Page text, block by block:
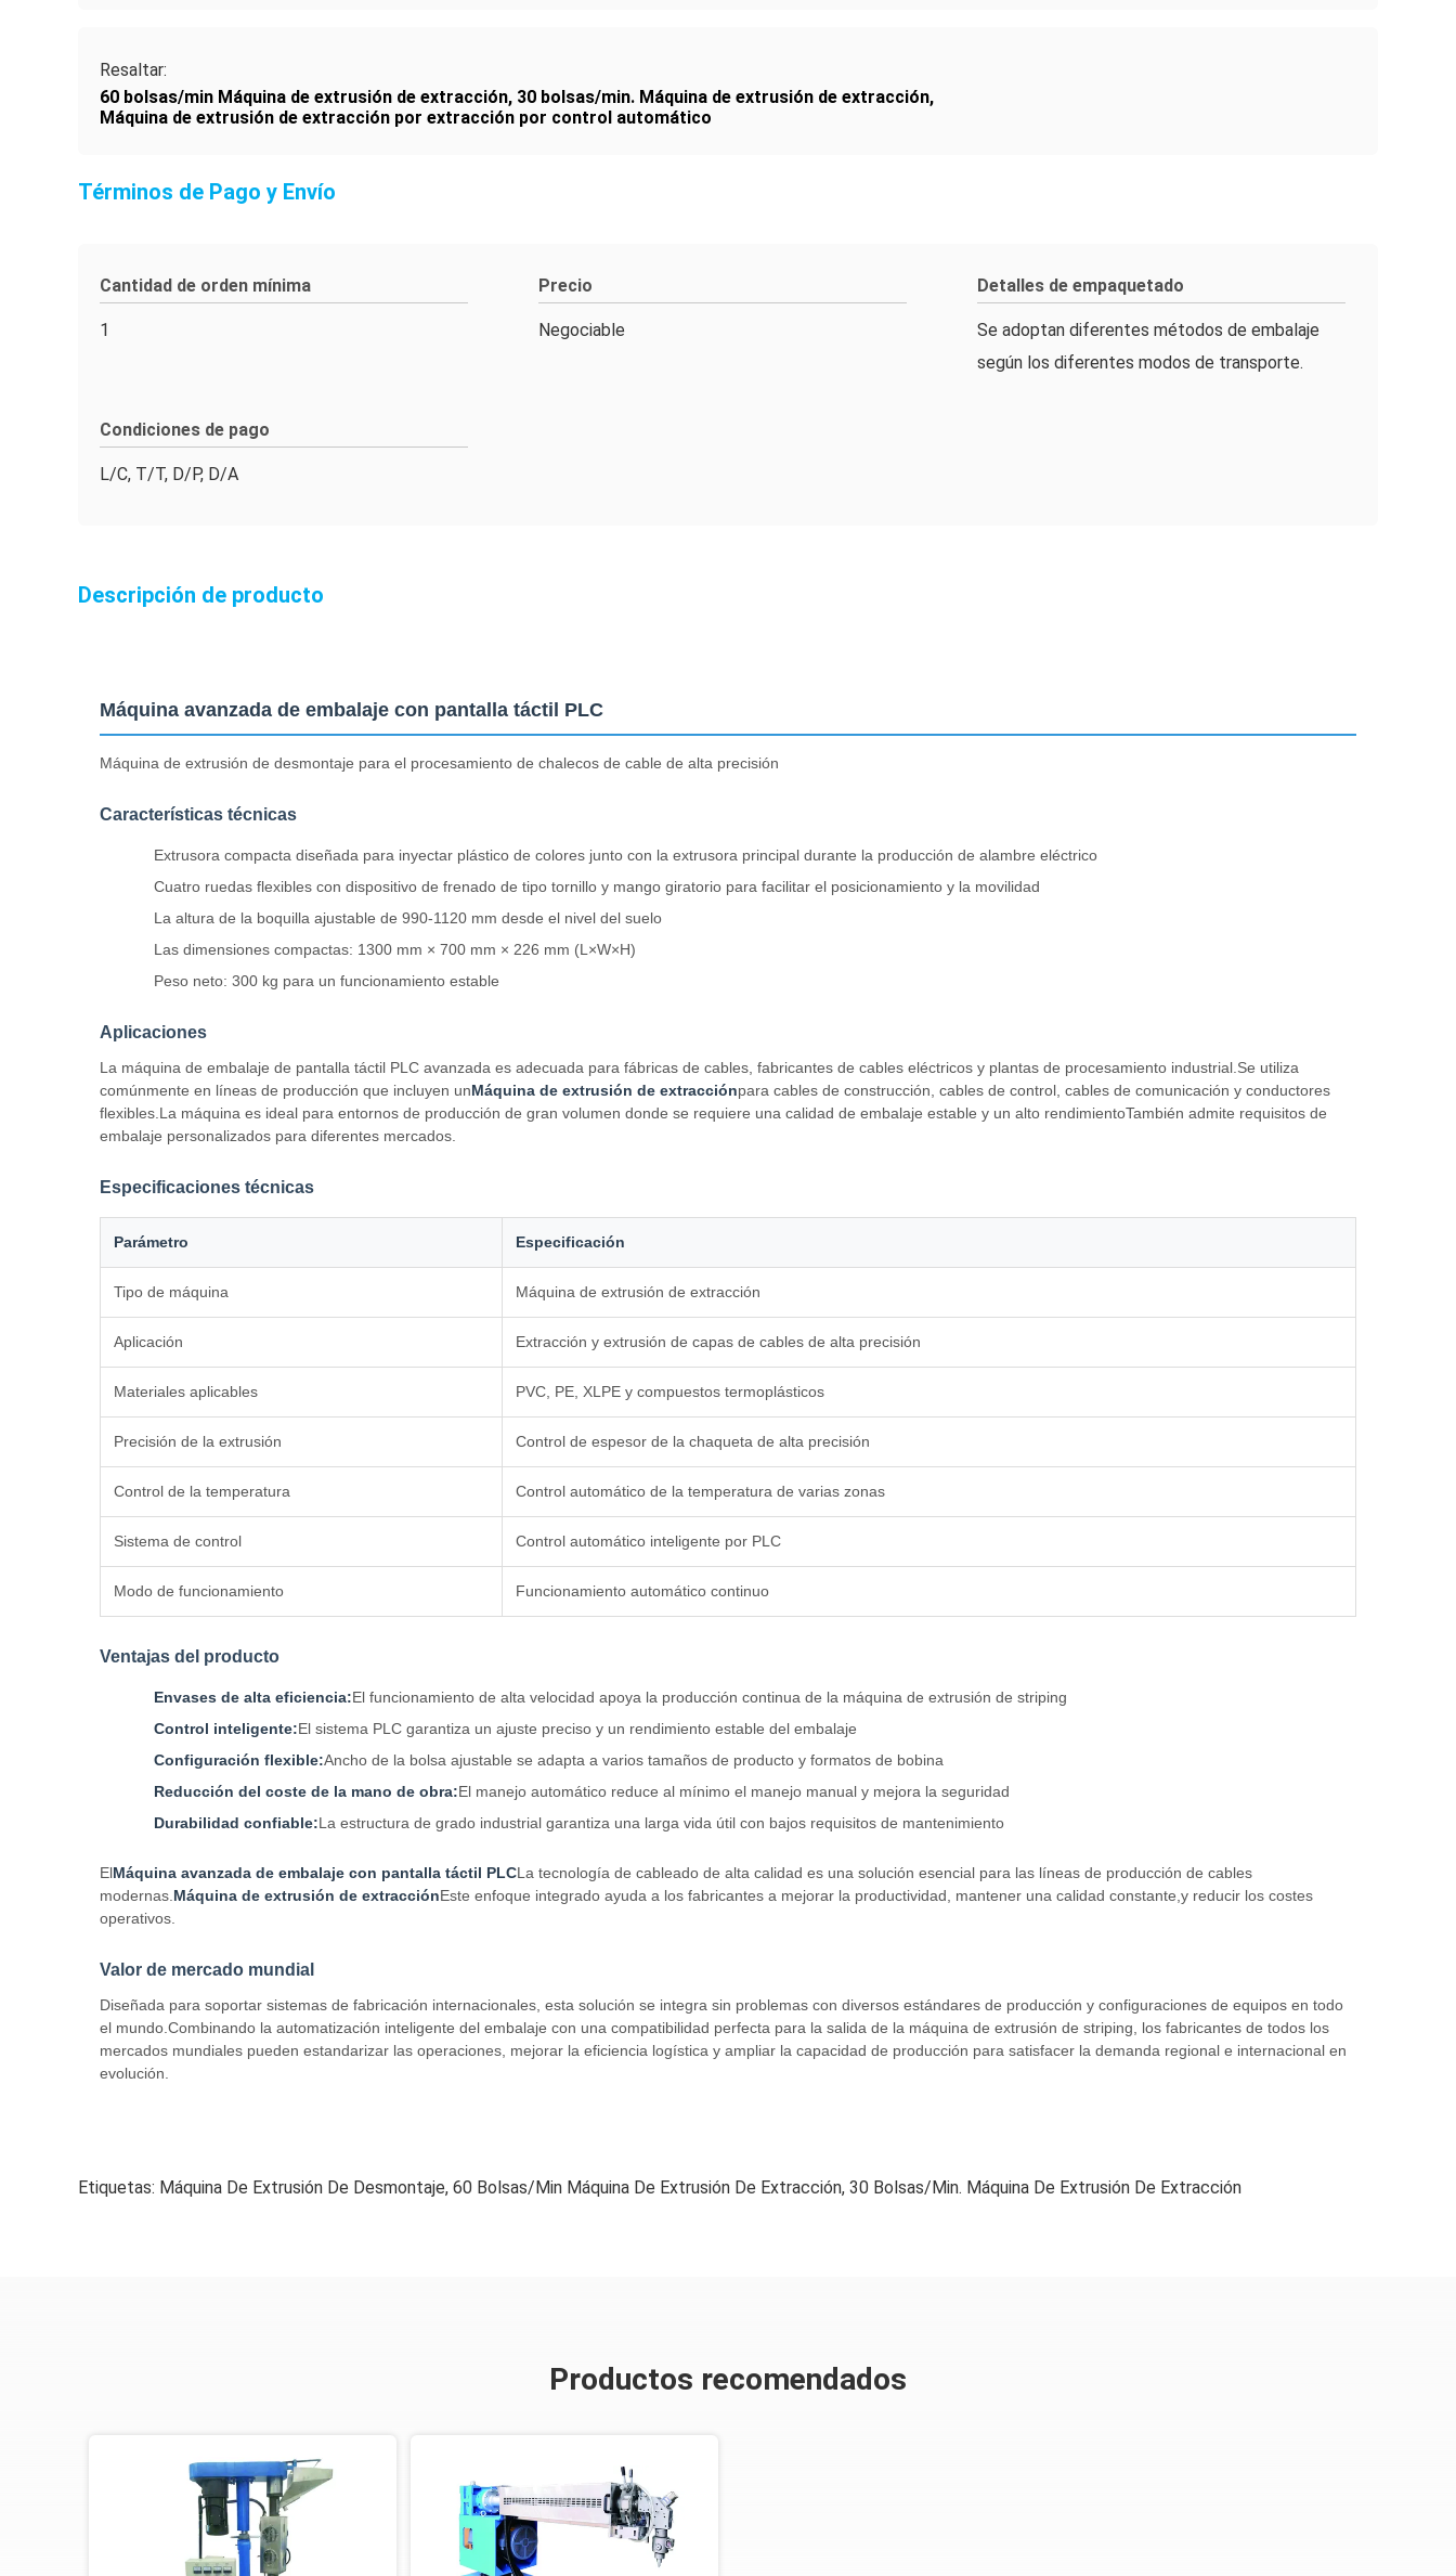
Resaltar:
60 bolsas/min Máquina de extrusión de extracción, 30 bolsas/min. Máquina de extrusión de extracción,
Máquina de extrusión de extracción por extracción por control automático
Términos de Pago y Envío
Cantidad de orden mínima
1
Precio
Negociable
Detalles de empaquetado
Se adoptan diferentes métodos de embalaje
según los diferentes modos de transporte.
Condiciones de pago
L/C, T/T, D/P, D/A
Descripción de producto
Máquina avanzada de embalaje con pantalla táctil PLC
Máquina de extrusión de desmontaje para el procesamiento de chalecos de cable de alta precisión
Características técnicas
Extrusora compacta diseñada para inyectar plástico de colores junto con la extrusora principal durante la producción de alambre eléctrico
Cuatro ruedas flexibles con dispositivo de frenado de tipo tornillo y mango giratorio para facilitar el posicionamiento y la movilidad
La altura de la boquilla ajustable de 990-1120 mm desde el nivel del suelo
Las dimensiones compactas: 1300 mm × 700 mm × 226 mm (L×W×H)
Peso neto: 300 kg para un funcionamiento estable
Aplicaciones
La máquina de embalaje de pantalla táctil PLC avanzada es adecuada para fábricas de cables, fabricantes de cables eléctricos y plantas de procesamiento industrial.Se utiliza
comúnmente en líneas de producción que incluyen unMáquina de extrusión de extracciónpara cables de construcción, cables de control, cables de comunicación y conductores
flexibles.La máquina es ideal para entornos de producción de gran volumen donde se requiere una calidad de embalaje estable y un alto rendimientoTambién admite requisitos de
embalaje personalizados para diferentes mercados.
Especificaciones técnicas
Parámetro Especificación
Tipo de máquina Máquina de extrusión de extracción
Aplicación Extracción y extrusión de capas de cables de alta precisión
Materiales aplicables PVC, PE, XLPE y compuestos termoplásticos
Precisión de la extrusión Control de espesor de la chaqueta de alta precisión
Control de la temperatura Control automático de la temperatura de varias zonas
Sistema de control Control automático inteligente por PLC
Modo de funcionamiento Funcionamiento automático continuo
Ventajas del producto
Envases de alta eficiencia:El funcionamiento de alta velocidad apoya la producción continua de la máquina de extrusión de striping
Control inteligente:El sistema PLC garantiza un ajuste preciso y un rendimiento estable del embalaje
Configuración flexible:Ancho de la bolsa ajustable se adapta a varios tamaños de producto y formatos de bobina
Reducción del coste de la mano de obra:El manejo automático reduce al mínimo el manejo manual y mejora la seguridad
Durabilidad confiable:La estructura de grado industrial garantiza una larga vida útil con bajos requisitos de mantenimiento
ElMáquina avanzada de embalaje con pantalla táctil PLCLa tecnología de cableado de alta calidad es una solución esencial para las líneas de producción de cables
modernas. Máquina de extrusión de extracciónEste enfoque integrado ayuda a los fabricantes a mejorar la productividad, mantener una calidad constante,y reducir los costes
operativos.
Valor de mercado mundial
Diseñada para soportar sistemas de fabricación internacionales, esta solución se integra sin problemas con diversos estándares de producción y configuraciones de equipos en todo
el mundo.Combinando la automatización inteligente del embalaje con una compatibilidad perfecta para la salida de la máquina de extrusión de striping, los fabricantes de todos los
mercados mundiales pueden estandarizar las operaciones, mejorar la eficiencia logística y ampliar la capacidad de producción para satisfacer la demanda regional e internacional en
evolución.
Etiquetas: Máquina De Extrusión De Desmontaje, 60 Bolsas/min Máquina De Extrusión De Extracción, 30 Bolsas/min. Máquina De Extrusión De Extracción
Productos recomendados